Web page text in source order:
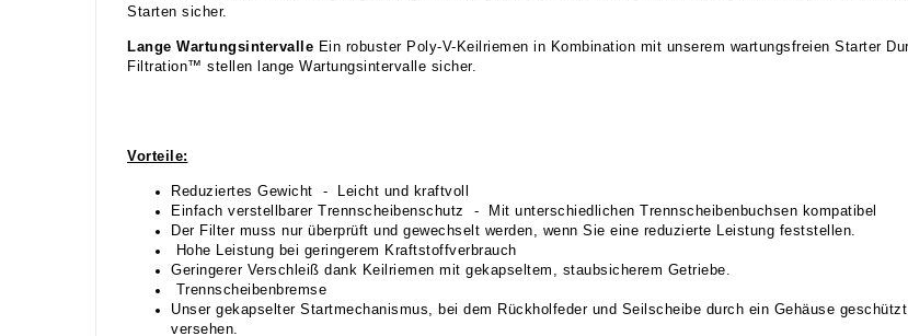
Starten sicher.
Lange Wartungsintervalle Ein robuster Poly-V-Keilriemen in Kombination mit unserem wartungsfreien Starter
Filtration™ stellen lange Wartungsintervalle sicher.
Vorteile:
Reduziertes Gewicht - Leicht und kraftvoll
Einfach verstellbarer Trennscheibenschutz - Mit unterschiedlichen Trennscheibenbuchsen kompatibel
Der Filter muss nur überprüft und gewechselt werden, wenn Sie eine reduzierte Leistung feststellen.
Hohe Leistung bei geringerem Kraftstoffverbrauch
Geringerer Verschleiß dank Keilriemen mit gekapseltem, staubsicherem Getriebe.
Trennscheibenbremse
Unser gekapselter Startmechanismus, bei dem Rückholfeder und Seilscheibe durch ein Gehäuse
versehen.